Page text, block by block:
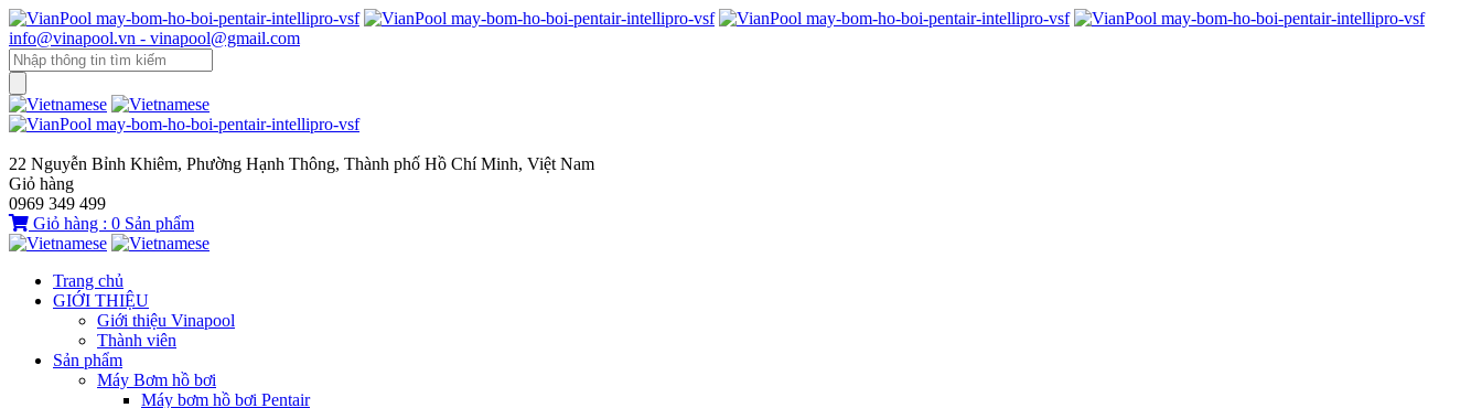
info@vinapool.vn - vinapool@gmail.com
22 Nguyễn Bỉnh Khiêm, Phường Hạnh Thông, Thành phố Hồ Chí Minh, Việt Nam
Giỏ hàng
0969 349 499
Giỏ hàng : 0 Sản phẩm
Trang chủ
GIỚI THIỆU
Giới thiệu Vinapool
Thành viên
Sản phẩm
Máy Bơm hồ bơi
Máy bơm hồ bơi Pentair